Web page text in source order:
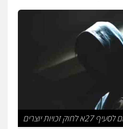
עורכי דין
ג'לג'ולי
וחקירות עורכי דין לענייני
יוצרים